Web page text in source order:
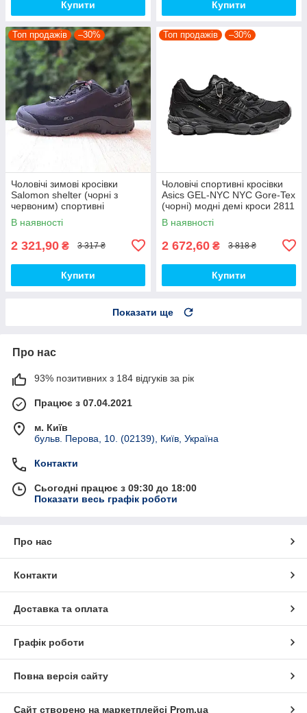
Купити Купити
Топ продажів –30%
Чоловічі зимові кросівки
Salomon shelter (чорні з
червоним) спортивні
повсякденні кроси 4095
Саломон топ
В наявності
2 321,90 ₴ 3 317 ₴
Купити
Топ продажів –30%
Чоловічі спортивні кросівки
Asics GEL-NYC NYC Gore-Tex
(чорні) модні демі кроси 2811
Асикс топ
В наявності
2 672,60 ₴ 3 818 ₴
Купити
Показати ще
Про нас
93% позитивних з 184 відгуків за рік
Працює з 07.04.2021
м. Київ
бульв. Перова, 10. (02139), Київ, Україна
Контакти
Сьогодні працює з 09:30 до 18:00
Показати весь графік роботи
Про нас
Контакти
Доставка та оплата
Графік роботи
Повна версія сайту
Сайт створено на маркетплейсі Prom.ua